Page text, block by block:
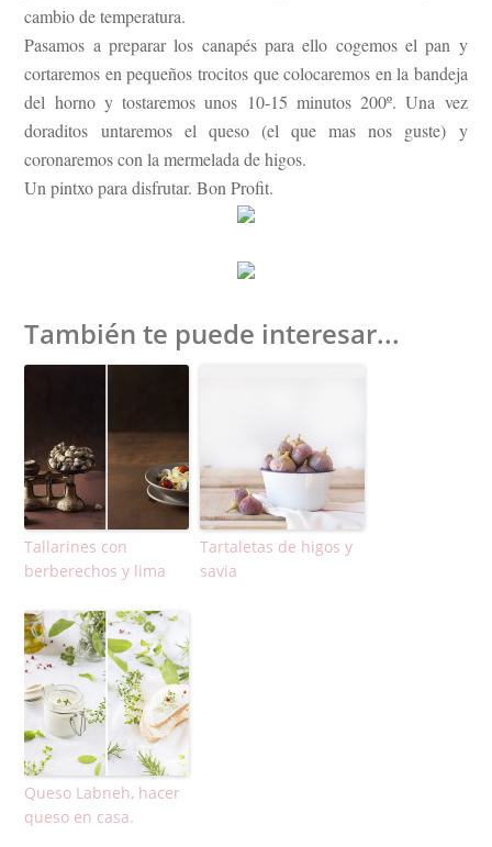
cambio de temperatura.
Pasamos a preparar los canapés para ello cogemos el pan y
cortaremos en pequeños trocitos que colocaremos en la bandeja
del horno y tostaremos unos 10-15 minutos 200º. Una vez
doraditos untaremos el queso (el que mas nos guste) y
coronaremos con la mermelada de higos.
Un pintxo para disfrutar. Bon Profit.
También te puede interesar...
Tallarines con
berberechos y lima
Tartaletas de higos y
savia
Queso Labneh, hacer
queso en casa.